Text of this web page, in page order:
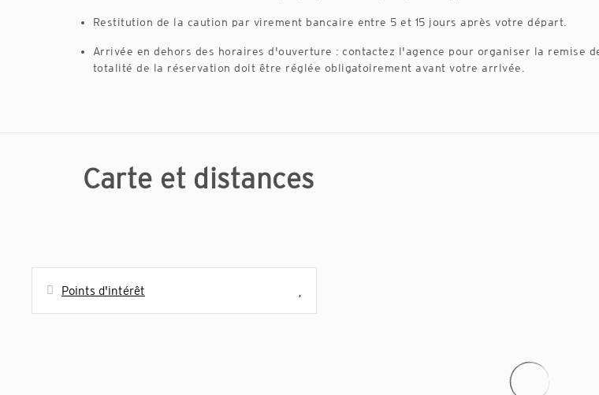
Restitution de la caution par virement bancaire entre 5 et 15 jours après votre départ.
Arrivée en dehors des horaires d'ouverture : contactez l'agence pour organiser la remise
totalité de la réservation doit être réglée obligatoirement avant votre arrivée.
Carte et distances
Points d'intérêt